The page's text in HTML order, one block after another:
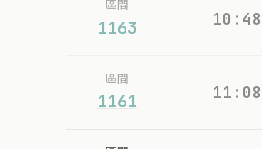
區間
1163 10:48
區間
1161 11:08